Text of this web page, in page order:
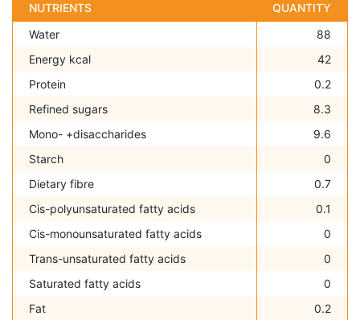
NUTRIENTS
QUANTITY
Water
88
Energy kcal
42
Protein
0.2
Refined sugars
8.3
Mono- +disaccharides
9.6
Starch
0
Dietary fibre
0.7
Cis-polyunsaturated fatty acids
0.1
Cis-monounsaturated fatty acids
0
Trans-unsaturated fatty acids
0
Saturated fatty acids
0
Fat
0.2